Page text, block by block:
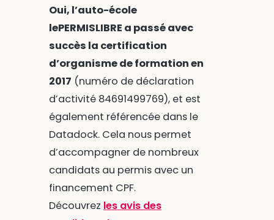
Oui, l’auto-école
lePERMISLIBRE a passé avec
succès la certification
d’organisme de formation en
2017 (numéro de déclaration
d’activité 84691499769), et est
également référencée dans le
Datadock. Cela nous permet
d’accompagner de nombreux
candidats au permis avec un
financement CPF.
Découvrez les avis des